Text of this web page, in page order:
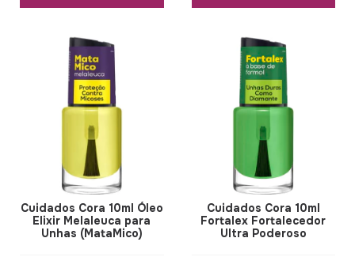
Cuidados Cora 10ml Óleo
Elixir Melaleuca para
Unhas (MataMico)
Cuidados Cora 10ml
Fortalex Fortalecedor
Ultra Poderoso